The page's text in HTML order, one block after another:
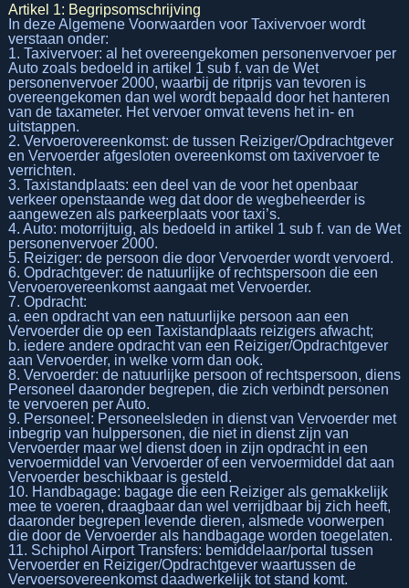
Artikel 1: Begripsomschrijving
In deze Algemene Voorwaarden voor Taxivervoer wordt
verstaan onder:
1. Taxivervoer: al het overeengekomen personenvervoer per
Auto zoals bedoeld in artikel 1 sub f. van de Wet
personenvervoer 2000, waarbij de ritprijs van tevoren is
overeengekomen dan wel wordt bepaald door het hanteren
van de taxameter. Het vervoer omvat tevens het in- en
uitstappen.
2. Vervoerovereenkomst: de tussen Reiziger/Opdrachtgever
en Vervoerder afgesloten overeenkomst om taxivervoer te
verrichten.
3. Taxistandplaats: een deel van de voor het openbaar
verkeer openstaande weg dat door de wegbeheerder is
aangewezen als parkeerplaats voor taxi’s.
4. Auto: motorrijtuig, als bedoeld in artikel 1 sub f. van de Wet
personenvervoer 2000.
5. Reiziger: de persoon die door Vervoerder wordt vervoerd.
6. Opdrachtgever: de natuurlijke of rechtspersoon die een
Vervoerovereenkomst aangaat met Vervoerder.
7. Opdracht:
a. een opdracht van een natuurlijke persoon aan een
Vervoerder die op een Taxistandplaats reizigers afwacht;
b. iedere andere opdracht van een Reiziger/Opdrachtgever
aan Vervoerder, in welke vorm dan ook.
8. Vervoerder: de natuurlijke persoon of rechtspersoon, diens
Personeel daaronder begrepen, die zich verbindt personen
te vervoeren per Auto.
9. Personeel: Personeelsleden in dienst van Vervoerder met
inbegrip van hulppersonen, die niet in dienst zijn van
Vervoerder maar wel dienst doen in zijn opdracht in een
vervoermiddel van Vervoerder of een vervoermiddel dat aan
Vervoerder beschikbaar is gesteld.
10. Handbagage: bagage die een Reiziger als gemakkelijk
mee te voeren, draagbaar dan wel verrijdbaar bij zich heeft,
daaronder begrepen levende dieren, alsmede voorwerpen
die door de Vervoerder als handbagage worden toegelaten.
11. Schiphol Airport Transfers: bemiddelaar/portal tussen
Vervoerder en Reiziger/Opdrachtgever waartussen de
Vervoersovereenkomst daadwerkelijk tot stand komt.